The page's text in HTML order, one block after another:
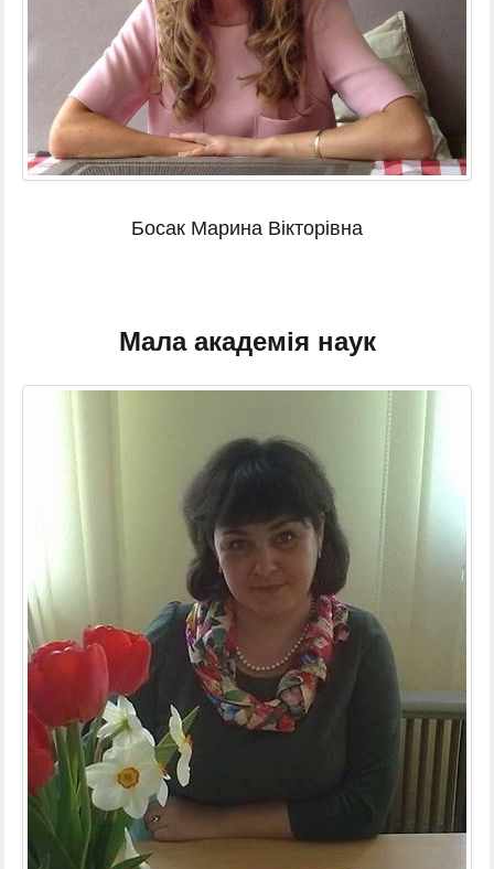
Босак Марина Вікторівна
Мала академія наук